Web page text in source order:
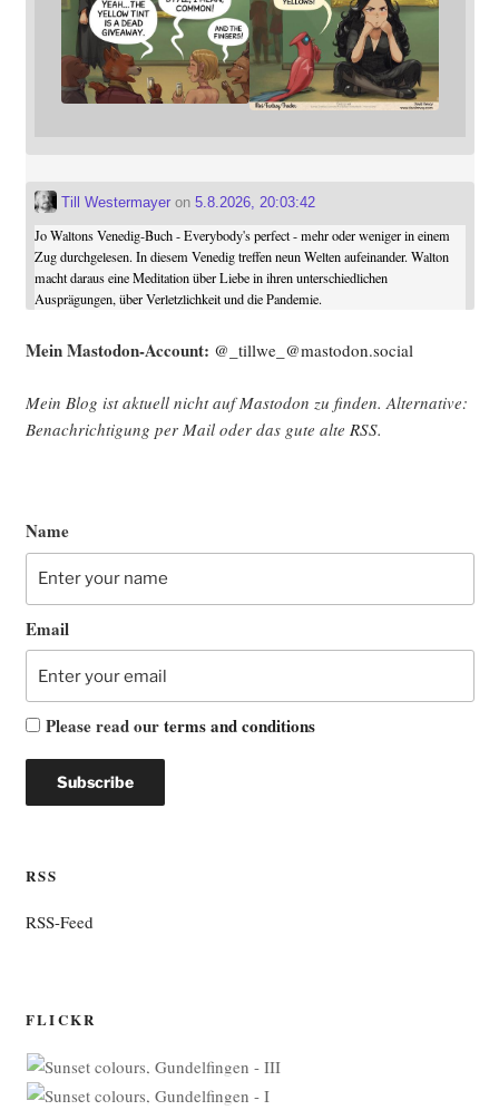
Till Westermayeron 5.8.2026, 20:03:42
Jo Waltons Venedig-Buch - Everybody's perfect - mehr oder weniger in einem
Zug durchgelesen. In diesem Venedig treffen neun Welten aufeinander. Walton
macht daraus eine Meditation über Liebe in ihren unterschiedlichen
Ausprägungen, über Verletzlichkeit und die Pandemie.
Mein Mast­o­don-Account: @_tillwe_@mastodon.social
Mein Blog ist aktu­ell nicht auf Mast­o­don zu fin­den. Alter­na­ti­ve:
Benach­rich­ti­gung per Mail oder das gute alte RSS.
Name
Email
Please read ourterms and conditions
RSS
RSS-Feed
FLICKR